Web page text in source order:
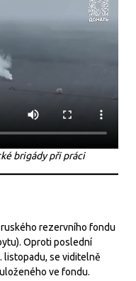
brigády při práci
rezervního fondu
Oproti poslední
listopadu, se viditelně
ve fondu.